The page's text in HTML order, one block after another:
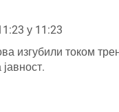
у 11:23
изгубили током
јавност.